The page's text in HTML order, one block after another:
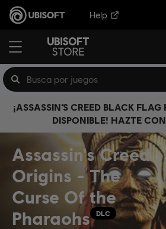
Help
¡ASSASSIN’S CREED BLACK FLAG
DISPONIBLE! HAZTE
Assassin's Creed
Origins - The
Curse Of the
Pharaohs
DLC